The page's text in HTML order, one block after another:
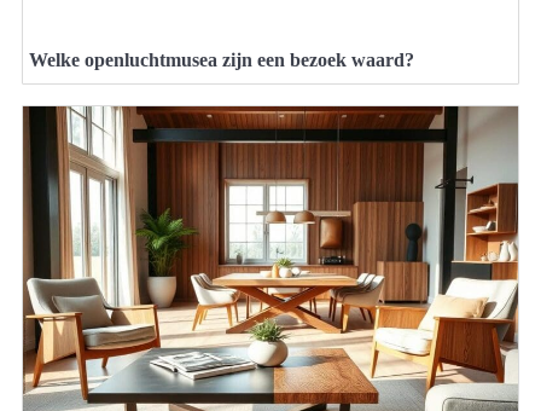
Welke openluchtmusea zijn een bezoek waard?